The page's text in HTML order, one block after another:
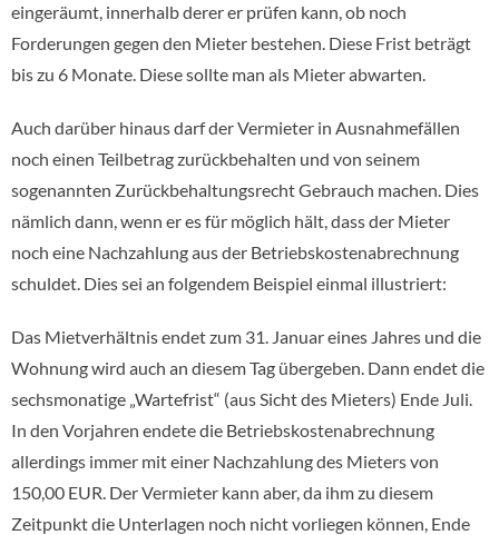
eingeräumt, innerhalb derer er prüfen kann, ob noch
Forderungen gegen den Mieter bestehen. Diese Frist beträgt
bis zu 6 Monate. Diese sollte man als Mieter abwarten.
Auch darüber hinaus darf der Vermieter in Ausnahmefällen
noch einen Teilbetrag zurückbehalten und von seinem
sogenannten Zurückbehaltungsrecht Gebrauch machen. Dies
nämlich dann, wenn er es für möglich hält, dass der Mieter
noch eine Nachzahlung aus der Betriebskostenabrechnung
schuldet. Dies sei an folgendem Beispiel einmal illustriert:
Das Mietverhältnis endet zum 31. Januar eines Jahres und die
Wohnung wird auch an diesem Tag übergeben. Dann endet die
sechsmonatige „Wartefrist“ (aus Sicht des Mieters) Ende Juli.
In den Vorjahren endete die Betriebskostenabrechnung
allerdings immer mit einer Nachzahlung des Mieters von
150,00 EUR. Der Vermieter kann aber, da ihm zu diesem
Zeitpunkt die Unterlagen noch nicht vorliegen können, Ende